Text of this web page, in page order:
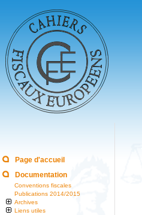
Page d'accueil
Documentation
Conventions fiscales
Publications 2014/2015
Archives
Liens utiles